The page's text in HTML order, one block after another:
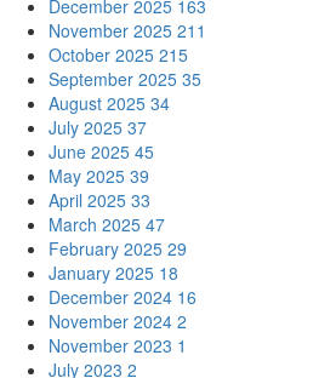
December 2025 163
November 2025 211
October 2025 215
September 2025 35
August 2025 34
July 2025 37
June 2025 45
May 2025 39
April 2025 33
March 2025 47
February 2025 29
January 2025 18
December 2024 16
November 2024 2
November 2023 1
July 2023 2